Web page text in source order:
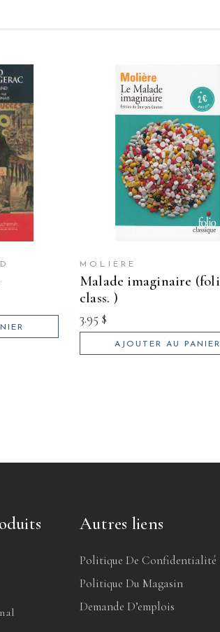
MOLIÈRE
malade imaginaire (folio
class. )
3.95 $
AJOUTER AU PANIER
Autres liens
Politique De Confidentialité
Politique Du Magasin
Demande D’emplois